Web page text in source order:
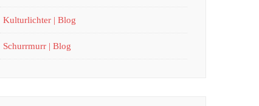
Kulturlichter | Blog
Schurrmurr | Blog